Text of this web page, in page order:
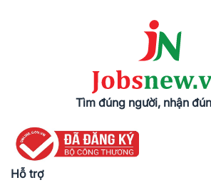
Tìm đúng người, nhận
Hỗ trợ